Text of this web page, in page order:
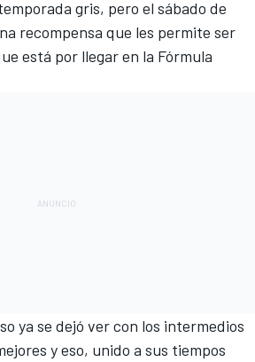
gris, pero el sábado de
recompensa que les permite ser
está por llegar en la Fórmula
ya se dejó ver con los intermedios
y eso, unido a sus tiempos